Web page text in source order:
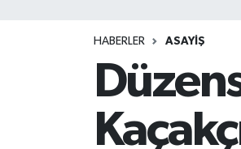
HABERLER ASAYIŞ
Haber Arşivi